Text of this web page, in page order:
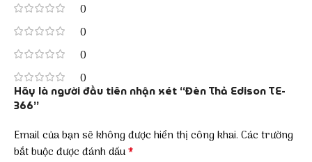
0
0
0
0
Hãy là người đầu tiên nhận xét “Đèn Thả Edison TE-
366”
Email của bạn sẽ không được hiển thị công khai. Các trường
bắt buộc được đánh dấu*